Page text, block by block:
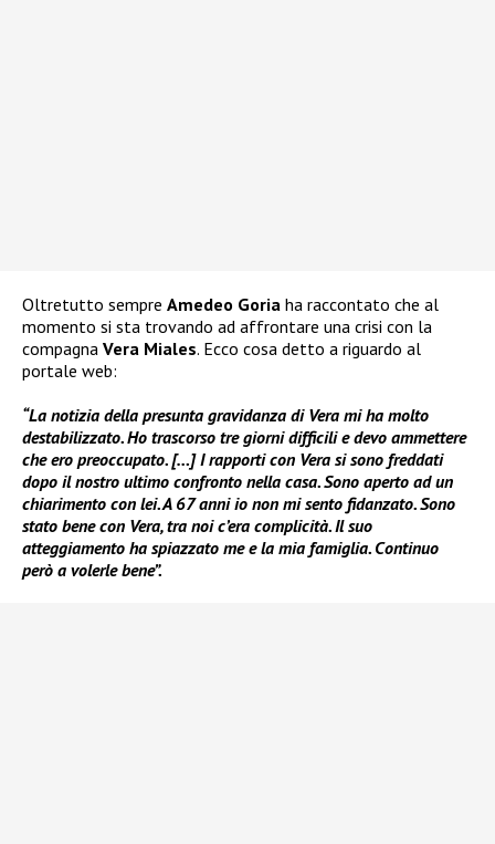
Oltretutto sempre Amedeo Goria ha raccontato che al
momento si sta trovando ad affrontare una crisi con la
compagna Vera Miales. Ecco cosa detto a riguardo al
portale web:
“La notizia della presunta gravidanza di Vera mi ha molto
destabilizzato. Ho trascorso tre giorni difficili e devo ammettere
che ero preoccupato. […] I rapporti con Vera si sono freddati
dopo il nostro ultimo confronto nella casa. Sono aperto ad un
chiarimento con lei. A 67 anni io non mi sento fidanzato. Sono
stato bene con Vera, tra noi c’era complicità. Il suo
atteggiamento ha spiazzato me e la mia famiglia. Continuo
però a volerle bene”.